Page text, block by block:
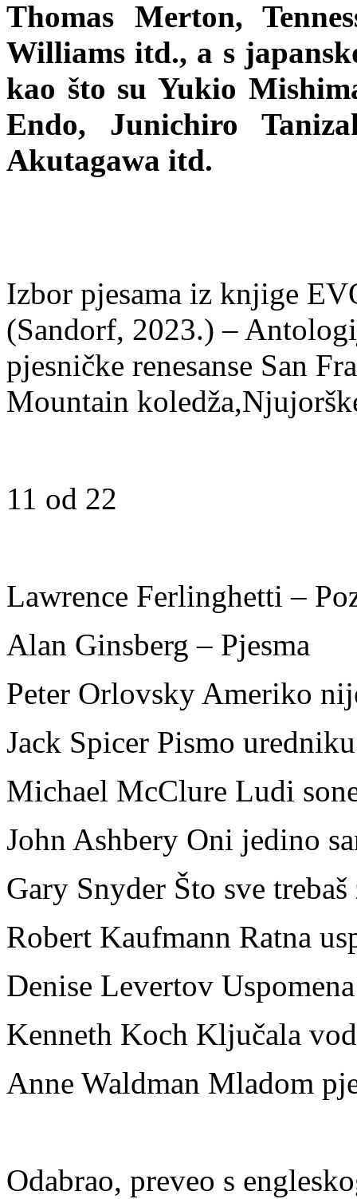
Thomas Merton,
Williams itd., a s
kao što su Yukio
Endo, Junichiro
Akutagawa itd.
Izbor pjesama iz knjige
(Sandorf, 2023.) –
pjesničke renesanse San
Mountain
11 od 22
Lawrence Ferlinghetti –
Alan Ginsberg – Pjesma
Peter Orlovsky Ameriko
Jack Spicer Pismo uredniku
Michael McClure Ludi
John Ashbery Oni jedino
Gary Snyder Što sve
Robert Kaufmann Ratna
Denise Levertov
Kenneth Koch Ključala
Anne Waldman Mladom
Odabrao, preveo s